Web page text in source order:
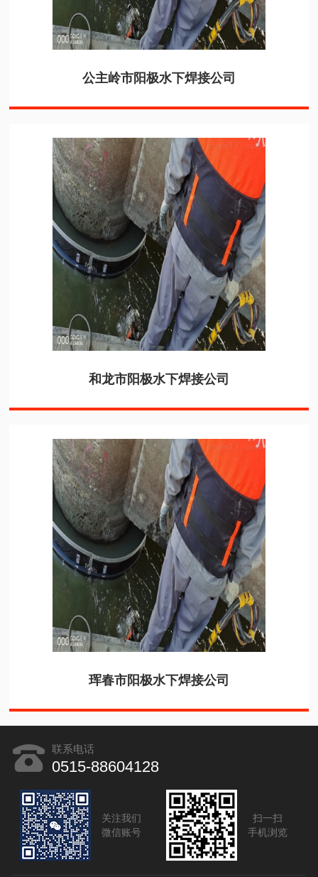
公主岭市阳极水下焊接公司
和龙市阳极水下焊接公司
珲春市阳极水下焊接公司
联系电话
0515-88604128
关注我们
微信账号
扫一扫
手机浏览